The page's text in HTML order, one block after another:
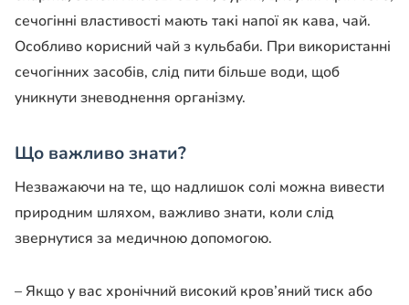
сечогінні властивості мають такі напої як кава, чай.
Особливо корисний чай з кульбаби. При використанні
сечогінних засобів, слід пити більше води, щоб
уникнути зневоднення організму.
Що важливо знати?
Незважаючи на те, що надлишок солі можна вивести
природним шляхом, важливо знати, коли слід
звернутися за медичною допомогою.
– Якщо у вас хронічний високий кров’яний тиск або